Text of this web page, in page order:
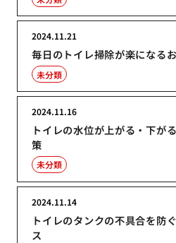
毎日のトイレ掃除が楽になる
2024.11.21
未分類
トイレの水位が上がる・下が
策
2024.11.16
未分類
トイレのタンクの不具合を防
ス
2024.11.14